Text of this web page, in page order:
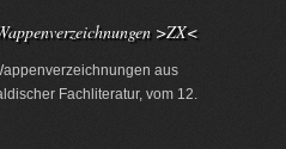
>ZX<
aus
Fachliteratur, vom 12.